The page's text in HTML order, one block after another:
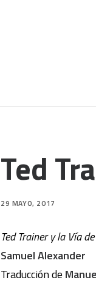
Ted
29 MAYO, 2017
Ted Trainer y la Vía
Samuel Alexander
Traducción de